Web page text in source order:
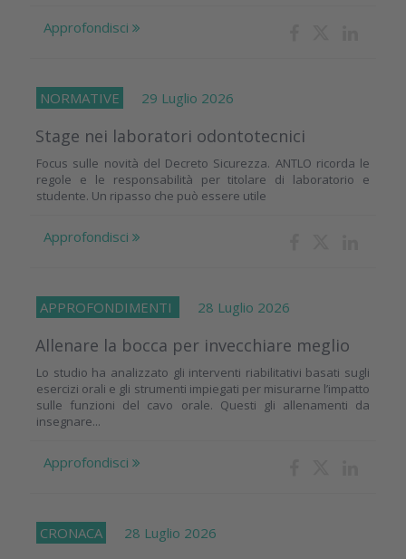
Approfondisci
NORMATIVE 29 Luglio 2026
Stage nei laboratori odontotecnici
Focus sulle novità del Decreto Sicurezza. ANTLO ricorda le
regole e le responsabilità per titolare di laboratorio e
studente. Un ripasso che può essere utile
Approfondisci
APPROFONDIMENTI 28 Luglio 2026
Allenare la bocca per invecchiare meglio
Lo studio ha analizzato gli interventi riabilitativi basati sugli
esercizi orali e gli strumenti impiegati per misurarne l’impatto
sulle funzioni del cavo orale. Questi gli allenamenti da
insegnare...
Approfondisci
CRONACA 28 Luglio 2026